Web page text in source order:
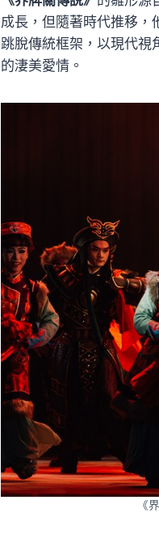
成長，但隨著時代推移，
跳脫傳統框架，以現代視
的淒美愛情。
《